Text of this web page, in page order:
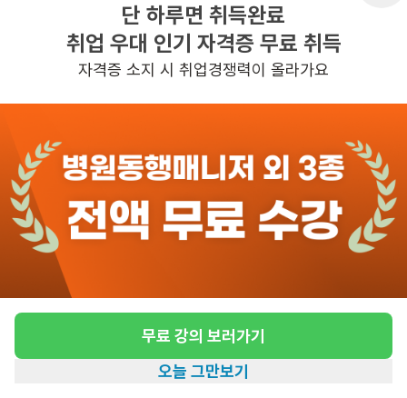
반경 3KM 이내의 일자리 확인하기
단 하루면 취득완료
취업 우대 인기 자격증 무료 취득
자격증 소지 시 취업경쟁력이 올라가요
무료 강의 보러가기
오늘 그만보기